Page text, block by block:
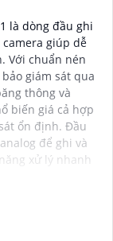
là dòng đầu ghi
giúp dễ
Với chuẩn nén
giám sát qua
thông và
biến giá cả hợp
ổn định. Đầu
để ghi và
xử lý nhanh